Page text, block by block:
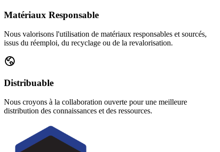
Matériaux Responsable
Nous valorisons l'utilisation de matériaux responsables et sourcés,
issus du réemploi, du recyclage ou de la revalorisation.
Distribuable
Nous croyons à la collaboration ouverte pour une meilleure
distribution des connaissances et des ressources.